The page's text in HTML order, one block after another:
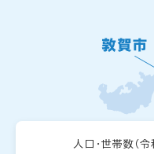
人口・世帯数 （